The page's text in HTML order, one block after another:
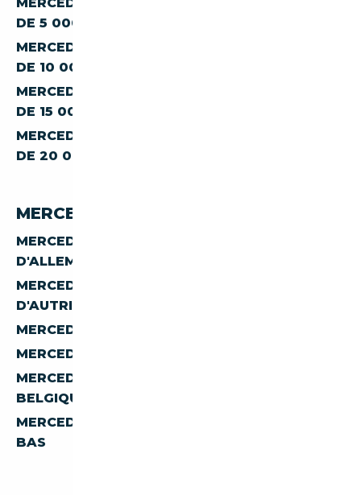
DE 5 000 €
MERCEDES-BENZ CLASSE-B B-250 À MOINS
DE 10 000 €
MERCEDES-BENZ CLASSE-B B-250 À MOINS
DE 15 000 €
MERCEDES-BENZ CLASSE-B B-250 À MOINS
DE 20 000 €
MERCEDES-BENZ B 250 PAR PAYS
MERCEDES-BENZ CLASSE-B B-250
D'ALLEMAGNE
MERCEDES-BENZ CLASSE-B B-250
D'AUTRICHE
MERCEDES-BENZ CLASSE-B B-250 D'ESPAGNE
MERCEDES-BENZ CLASSE-B B-250 D'ITALIE
MERCEDES-BENZ CLASSE-B B-250 DE
BELGIQUE
MERCEDES-BENZ CLASSE-B B-250 DES PAYS-
BAS